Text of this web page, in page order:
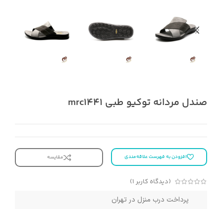
صندل مردانه توکیو طبی mrc1441
افزودن به فهرست علاقه‌مندی مقایسه
(دیدگاه کاربر 1
)
پرداخت درب منزل در تهران